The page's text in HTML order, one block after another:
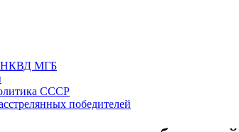
НКВД МГБ
СССР
победителей